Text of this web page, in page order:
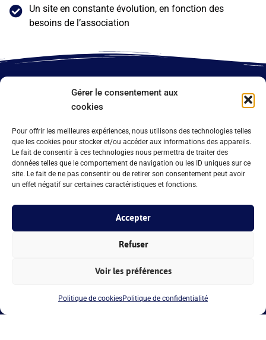
Gérer le consentement aux
cookies
Pour offrir les meilleures expériences, nous utilisons des technologies telles
que les cookies pour stocker et/ou accéder aux informations des appareils.
Le fait de consentir à ces technologies nous permettra de traiter des
données telles que le comportement de navigation ou les ID uniques sur ce
site. Le fait de ne pas consentir ou de retirer son consentement peut avoir
un effet négatif sur certaines caractéristiques et fonctions.
Accepter
Refuser
Voir les préférences
Politique de cookiesPolitique de confidentialité
Un site en constante évolution, en fonction des
besoins de l’association
Aperçu